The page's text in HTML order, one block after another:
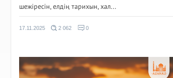
шежіресін, елдің тарихын, хал...
17.11.2025 2 062 0